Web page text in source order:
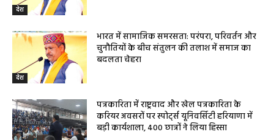
देश
देश
भारत में सामाजिक समरसता: परंपरा, परिवर्तन और
चुनौतियों के बीच संतुलन की तलाश में समाज का
बदलता चेहरा
पत्रकारिता में राष्ट्रवाद और खेल पत्रकारिता के
करियर अवसरों पर स्पोर्ट्स यूनिवर्सिटी हरियाणा में
बड़ी कार्यशाला, 400 छात्रों ने लिया हिस्सा